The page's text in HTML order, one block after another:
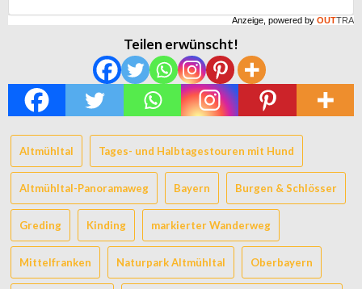
Anzeige, powered by OUTTRA
Teilen erwünscht!
Altmühltal Tages- und Halbtagestouren mit Hund
Altmühltal-Panoramaweg Bayern Burgen & Schlösser
Greding Kinding markierter Wanderweg
Mittelfranken Naturpark Altmühltal Oberbayern